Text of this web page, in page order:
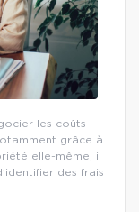
les coûts
grâce à
elle-même, il
des frais